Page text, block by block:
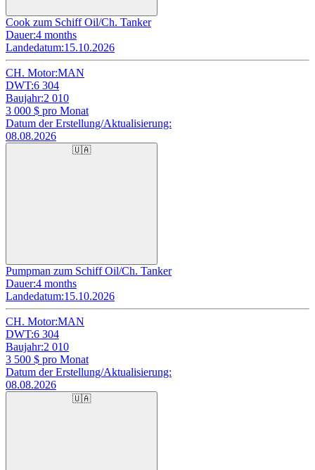
Cook zum Schiff Oil/Ch. Tanker
Dauer:4 months
Landedatum:15.10.2026
CH. Motor:MAN
DWT:6 304
Baujahr:2 010
3 000 $ pro Monat
Datum der Erstellung/Aktualisierung:
08.08.2026
🇺🇦
Pumpman zum Schiff Oil/Ch. Tanker
Dauer:4 months
Landedatum:15.10.2026
CH. Motor:MAN
DWT:6 304
Baujahr:2 010
3 500 $ pro Monat
Datum der Erstellung/Aktualisierung:
08.08.2026
🇺🇦